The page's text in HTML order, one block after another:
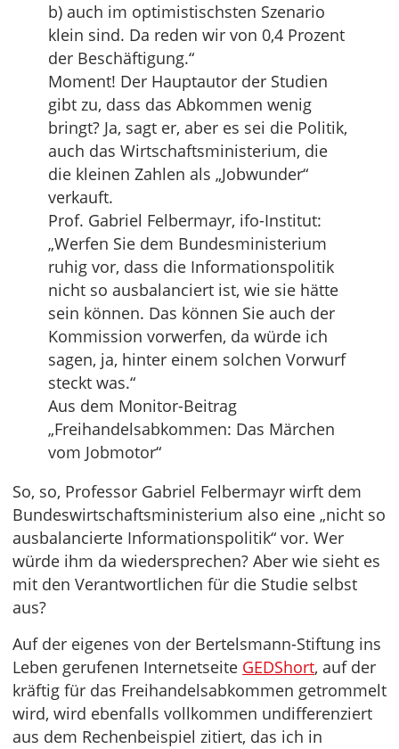
b) auch im optimistischsten Szenario
klein sind. Da reden wir von 0,4 Prozent
der Beschäftigung.“
Moment! Der Hauptautor der Studien
gibt zu, dass das Abkommen wenig
bringt? Ja, sagt er, aber es sei die Politik,
auch das Wirtschaftsministerium, die
die kleinen Zahlen als „Jobwunder“
verkauft.
Prof. Gabriel Felbermayr, ifo-Institut:
„Werfen Sie dem Bundesministerium
ruhig vor, dass die Informationspolitik
nicht so ausbalanciert ist, wie sie hätte
sein können. Das können Sie auch der
Kommission vorwerfen, da würde ich
sagen, ja, hinter einem solchen Vorwurf
steckt was.“
Aus dem Monitor-Beitrag
„Freihandelsabkommen: Das Märchen
vom Jobmotor“
So, so, Professor Gabriel Felbermayr wirft dem
Bundeswirtschaftsministerium also eine „nicht so
ausbalancierte Informationspolitik“ vor. Wer
würde ihm da wiedersprechen? Aber wie sieht es
mit den Verantwortlichen für die Studie selbst
aus?
Auf der eigenes von der Bertelsmann-Stiftung ins
Leben gerufenen Internetseite GEDShort, auf der
kräftig für das Freihandelsabkommen getrommelt
wird, wird ebenfalls vollkommen undifferenziert
aus dem Rechenbeispiel zitiert, das ich in